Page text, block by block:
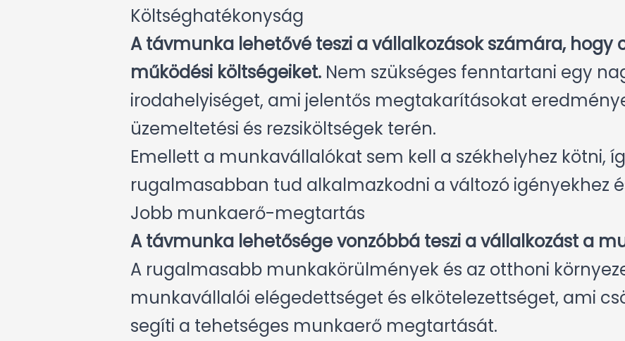
Költséghatékonyság
A távmunka lehetővé teszi a vállalkozások számára, hogy
működési költségeiket.Nem szükséges fenntartani egy
irodahelyiséget, ami jelentős megtakarításokat
üzemeltetési és rezsiköltségek terén.
Emellett a munkavállalókat sem kell a székhelyhez kötni,
rugalmasabban tud alkalmazkodni a változó igényekhez
Jobb munkaerő-megtartás
A távmunka lehetősége vonzóbbá teszi a vállalkozást a
A rugalmasabb munkakörülmények és az otthoni
munkavállalói elégedettséget és elkötelezettséget, ami
segíti a tehetséges munkaerő megtartását.